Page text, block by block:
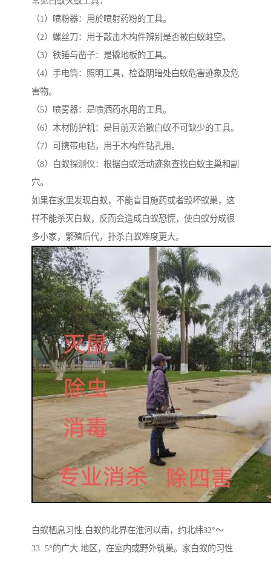
（1）喷粉器：用於喷射药粉的工具。
（2）螺丝刀：用于敲击木构件辨别是否被白蚁蛀空。
（3）铁锤与凿子：是撬地板的工具。
（4）手电筒：照明工具，检查阴暗处白蚁危害迹象及危
害物。
（5）喷雾器：是喷洒药水用的工具。
（6）木材防护机：是目前灭治散白蚁不可缺少的工具。
（7）可携带电钻，用于木构件钻孔用。
（8）白蚁探测仪：根据白蚁活动迹象查找白蚁主巢和副
穴。
如果在家里发现白蚁，不能盲目施药或者毁坏蚁巢，这
样不能杀灭白蚁，反而会造成白蚁恐慌，使白蚁分成很
多小家，繁殖后代，扑杀白蚁难度更大。
白蚁栖息习性,白蚁的北界在淮河以南，约北纬32°～
33. 5°的广大 地区，在室内或野外筑巢。家白蚁的习性